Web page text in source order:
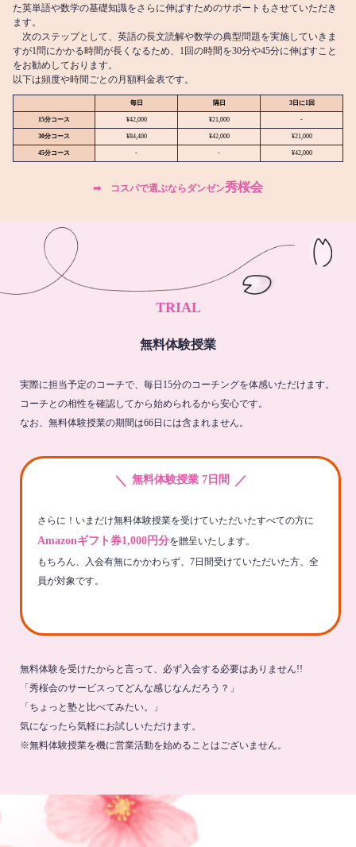
た英単語や数学の基礎知識をさらに伸ばすためのサポートもさせていただき
ます。
次のステップとして、英語の長文読解や数学の典型問題を実施していきま
すが1問にかかる時間が長くなるため、1回の時間を30分や45分に伸ばすこと
をお勧めしております。
以下は頻度や時間ごとの月額料金表です。
毎日 隔日 3日に1回
15分コース ¥42,000 ¥21,000 -
30分コース ¥84,400 ¥42,000 ¥21,000
45分コース - - ¥42,000
➡︎ コスパで選ぶならダンゼン秀桜会
TRIAL
無料体験授業
実際に担当予定のコーチで、毎日15分のコーチングを体感いただけます。
コーチとの相性を確認してから始められるから安心です。
なお、無料体験授業の期間は66日には含まれません。
＼ 無料体験授業 7日間 ／
さらに！いまだけ無料体験授業を受けていただいたすべての方に
Amazonギフト券1,000円分を贈呈いたします。
もちろん、入会有無にかかわらず、7日間受けていただいた方、全
員が対象です。
無料体験を受けたからと言って、必ず入会する必要はありません!!
「秀桜会のサービスってどんな感じなんだろう？」
「ちょっと塾と比べてみたい。」
気になったら気軽にお試しいただけます。
※無料体験授業を機に営業活動を始めることはございません。